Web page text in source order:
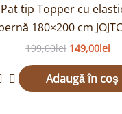
tip Topper cu
180×200 cm
199,00lei 149,00lei
Adaugă în coș